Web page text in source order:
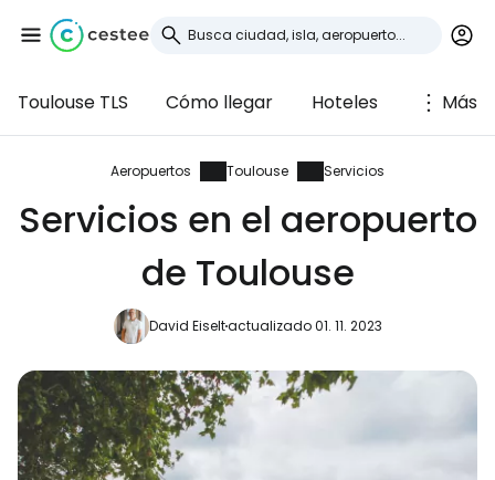
Toulouse TLS Cómo llegar Hoteles Más
Aeropuertos Toulouse Servicios
Servicios en el aeropuerto
de Toulouse
David Eiseltactualizado 01. 11. 2023
Iniciar sesión en
Cestee
... la comunidad mundial de viajeros
Continuar con Facebook